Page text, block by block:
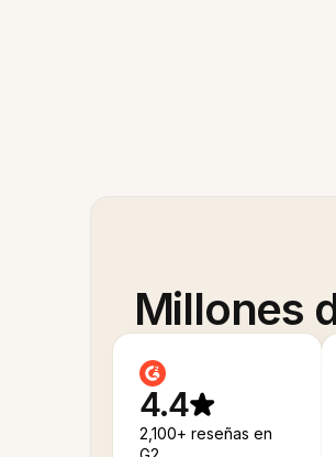
Millones
4.4
2,100+ reseñas en